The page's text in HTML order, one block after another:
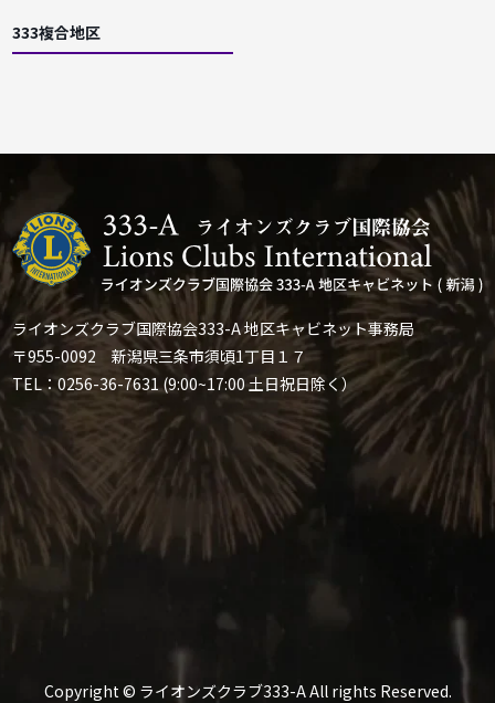
333複合地区
ライオンズクラブ国際協会333-A 地区キャビネット事務局
〒955-0092 新潟県三条市須頃1丁目１７
TEL：0256-36-7631 (9:00~17:00 土日祝日除く）
Copyright © ライオンズクラブ333-A All rights Reserved.